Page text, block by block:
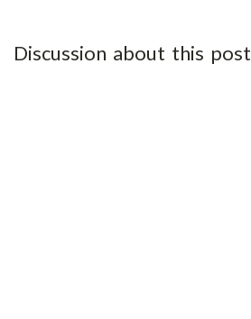
Discussion about this post